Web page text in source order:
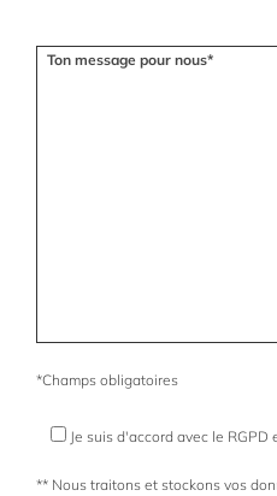
Ton message pour nous*
*Champs obligatoires
Je suis d'accord avec le RGPD
** Nous traitons et stockons vos